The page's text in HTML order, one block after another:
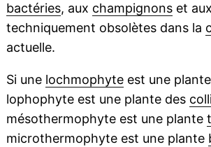
bactéries, aux champignonset aux
techniquement obsolètes dans la
actuelle.
Si une lochmophyteest une
lophophyte est une plante des
mésothermophyte est une plante
microthermophyte est une plante